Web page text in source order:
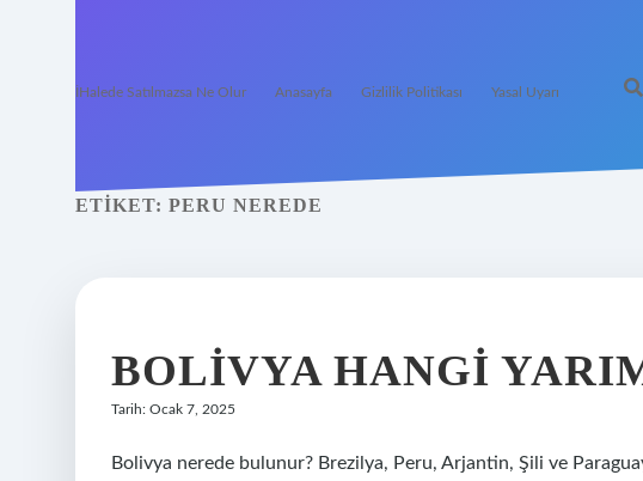
İHalede Satılmazsa Ne Olur Anasayfa Gizlilik Politikası Yasal Uyarı
ETIKET: PERU NEREDE
BOLIVYA HANGI
Tarih: Ocak 7, 2025
Bolivya nerede bulunur? Brezilya, Peru, Arjantin, Şili ve